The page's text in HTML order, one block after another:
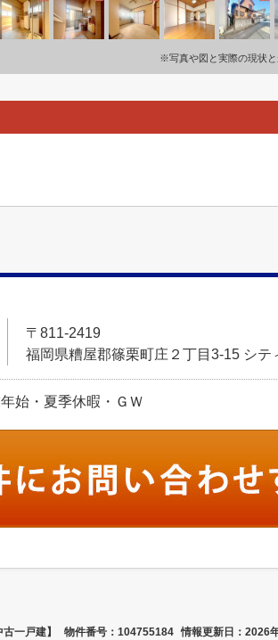
※写真や図と実際の現状
〒811-2419
福岡県糟屋郡篠栗町庄２丁目3-15 シテ
始・夏季休暇・ＧＷ
古一戸建】 物件番号：104755184 情報更新日：2026